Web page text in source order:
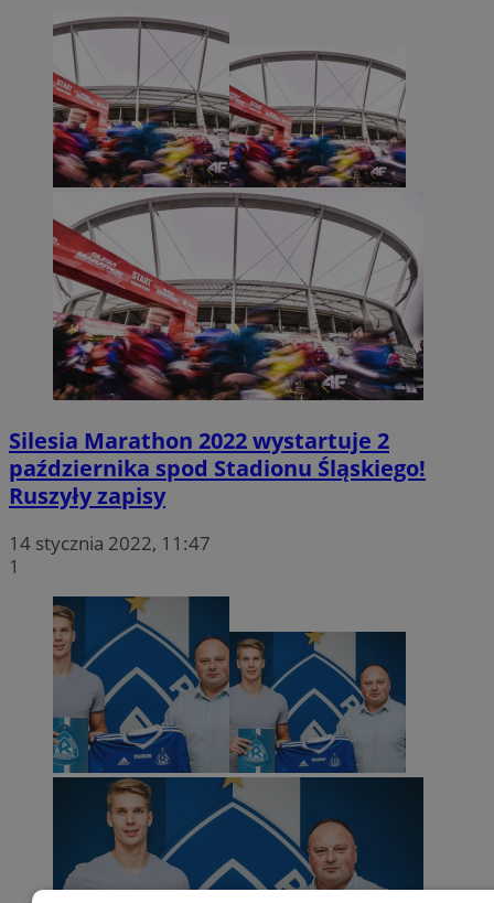
Silesia Marathon 2022 wystartuje 2
października spod Stadionu Śląskiego!
Ruszyły zapisy
14 stycznia 2022, 11:47
1